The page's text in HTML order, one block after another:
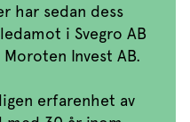
har sedan dess
i Svegro AB
Invest AB.
erfarenhet av